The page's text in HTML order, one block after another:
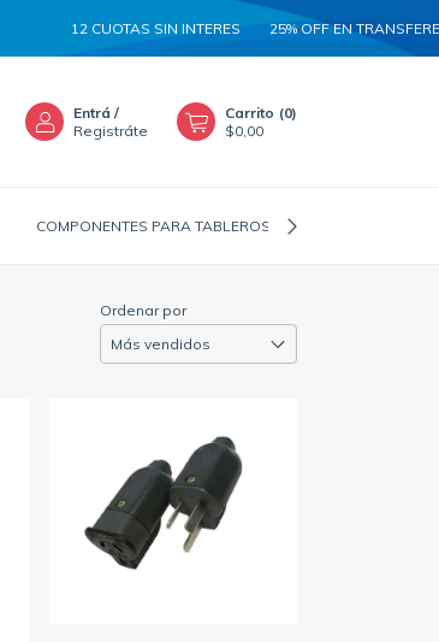
12 CUOTAS SIN INTERES 25% OFF EN TRANSFERENCIA
Entrá /
Registráte
Carrito (0)
$0,00
COMPONENTES PARA TABLEROS
Ordenar por